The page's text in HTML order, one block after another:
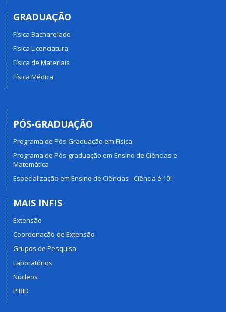
GRADUAÇÃO
Física Bacharelado
Física Licenciatura
Física de Materiais
Física Médica
PÓS-GRADUAÇÃO
Programa de Pós-Graduação em Física
Programa de Pós-graduação em Ensino de Ciências e
Matemática
Especialização em Ensino de Ciências - Ciência é 10!
MAIS INFIS
Extensão
Coordenação de Extensão
Grupos de Pesquisa
Laboratórios
Núcleos
PIBID